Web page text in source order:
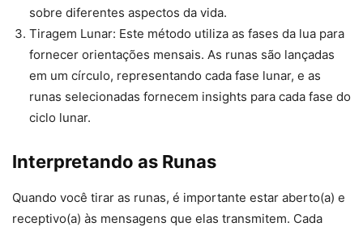
sobre diferentes aspectos da vida.
Tiragem Lunar: Este método utiliza as fases da lua para
fornecer orientações mensais. As runas são lançadas
em um círculo, representando cada fase lunar, e as
runas selecionadas fornecem insights para cada fase do
ciclo lunar.
Interpretando as Runas
Quando você tirar as runas, é importante estar aberto(a) e
receptivo(a) às mensagens que elas transmitem. Cada